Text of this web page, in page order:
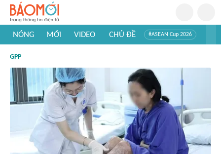
NÓNG MỚI VIDEO CHỦ ĐỀ #ASEAN Cup 2026
#Khám phá thế giới
GPP